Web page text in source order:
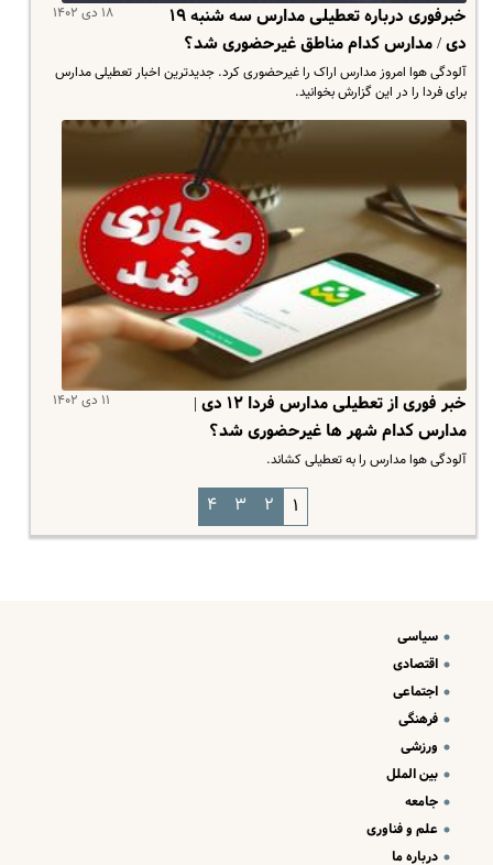
۱۸ دی ۱۴۰۲
خبرفوری درباره تعطیلی مدارس سه شنبه ۱۹
دی / مدارس کدام مناطق غیرحضوری شد؟
آلودگی هوا امروز مدارس اراک را غیرحضوری کرد. جدیدترین اخبار تعطیلی مدارس
برای فردا را در این گزارش بخوانید.
۱۱ دی ۱۴۰۲
خبر فوری از تعطیلی مدارس فردا ۱۲ دی |
مدارس کدام شهر ها غیرحضوری شد؟
آلودگی هوا مدارس را به تعطیلی کشاند.
۱ ۲ ۳ ۴
سیاسی
اقتصادی
اجتماعی
فرهنگی
ورزشی
بین الملل
جامعه
علم و فناوری
درباره ما